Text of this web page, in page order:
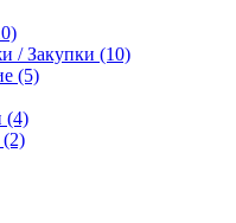
/ Закупки (10)
(5)
(4)
(2)